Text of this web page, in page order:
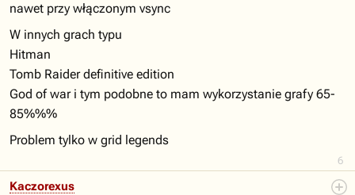
6
nawet przy włączonym vsync
W innych grach typu
Hitman
Tomb Raider definitive edition
God of war i tym podobne to mam wykorzystanie grafy 65-
85%%%
Problem tylko w grid legends
Kaczorexus